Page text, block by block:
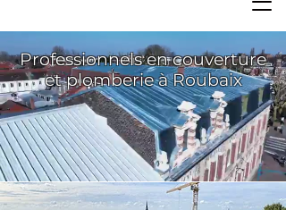
Professionnels en couverture
et plomberie à Roubaix